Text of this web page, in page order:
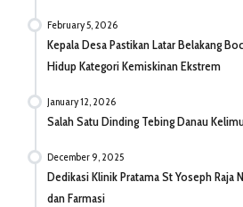
February 5, 2026
Kepala Desa Pastikan Latar Belakang
Hidup Kategori Kemiskinan Ekstrem
January 12, 2026
Salah Satu Dinding Tebing Danau
December 9, 2025
Dedikasi Klinik Pratama St Yoseph Raja
dan Farmasi